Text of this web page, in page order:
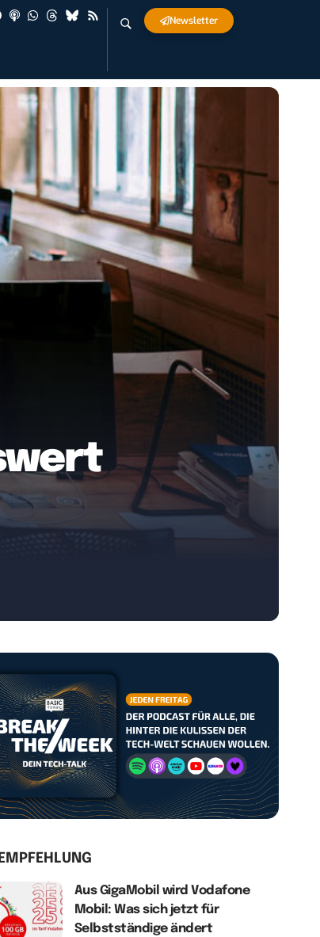
Newsletter
EMPFEHLUNG
Aus GigaMobil wird Vodafone
Mobil: Was sich jetzt für
Selbstständige ändert